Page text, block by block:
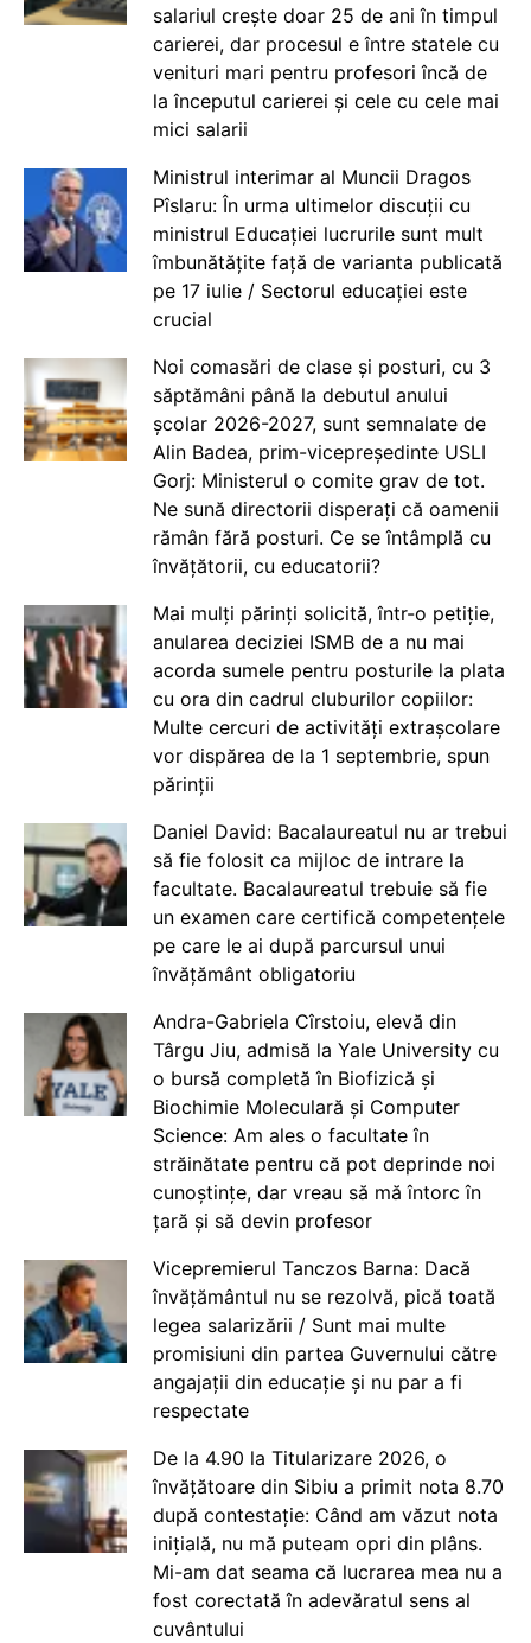
salariul crește doar 25 de ani în timpul
carierei, dar procesul e între statele cu
venituri mari pentru profesori încă de
la începutul carierei și cele cu cele mai
mici salarii
Ministrul interimar al Muncii Dragos
Pîslaru: În urma ultimelor discuții cu
ministrul Educației lucrurile sunt mult
îmbunătățite față de varianta publicată
pe 17 iulie / Sectorul educației este
crucial
Noi comasări de clase și posturi, cu 3
săptămâni până la debutul anului
școlar 2026-2027, sunt semnalate de
Alin Badea, prim-vicepreședinte USLI
Gorj: Ministerul o comite grav de tot.
Ne sună directorii disperați că oamenii
rămân fără posturi. Ce se întâmplă cu
învățătorii, cu educatorii?
Mai mulți părinți solicită, într-o petiție,
anularea deciziei ISMB de a nu mai
acorda sumele pentru posturile la plata
cu ora din cadrul cluburilor copiilor:
Multe cercuri de activități extrașcolare
vor dispărea de la 1 septembrie, spun
părinții
Daniel David: Bacalaureatul nu ar trebui
să fie folosit ca mijloc de intrare la
facultate. Bacalaureatul trebuie să fie
un examen care certifică competențele
pe care le ai după parcursul unui
învățământ obligatoriu
Andra-Gabriela Cîrstoiu, elevă din
Târgu Jiu, admisă la Yale University cu
o bursă completă în Biofizică și
Biochimie Moleculară și Computer
Science: Am ales o facultate în
străinătate pentru că pot deprinde noi
cunoștințe, dar vreau să mă întorc în
țară și să devin profesor
Vicepremierul Tanczos Barna: Dacă
învățământul nu se rezolvă, pică toată
legea salarizării / Sunt mai multe
promisiuni din partea Guvernului către
angajații din educație și nu par a fi
respectate
De la 4.90 la Titularizare 2026, o
învățătoare din Sibiu a primit nota 8.70
după contestație: Când am văzut nota
inițială, nu mă puteam opri din plâns.
Mi-am dat seama că lucrarea mea nu a
fost corectată în adevăratul sens al
cuvântului